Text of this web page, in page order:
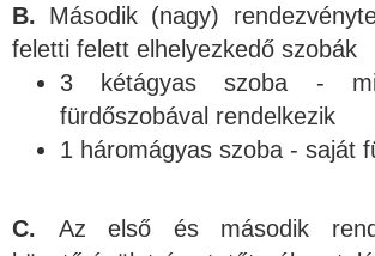
B. Második (nagy)
feletti felett elhelyezkedő szobák
3 kétágyas szoba -
fürdőszobával rendelkezik
1 háromágyas szoba - saját
C. Az első és második